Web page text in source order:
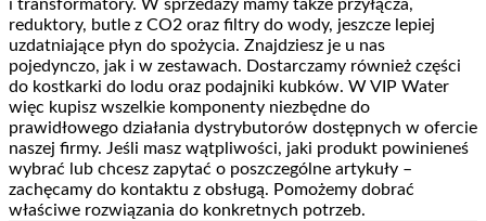
i transformatory. W sprzedaży mamy także przyłącza,
reduktory, butle z CO2 oraz filtry do wody, jeszcze lepiej
uzdatniające płyn do spożycia. Znajdziesz je u nas
pojedynczo, jak i w zestawach. Dostarczamy również części
do kostkarki do lodu oraz podajniki kubków. W VIP Water
więc kupisz wszelkie komponenty niezbędne do
prawidłowego działania dystrybutorów dostępnych w ofercie
naszej firmy. Jeśli masz wątpliwości, jaki produkt powinieneś
wybrać lub chcesz zapytać o poszczególne artykuły –
zachęcamy do kontaktu z obsługą. Pomożemy dobrać
właściwe rozwiązania do konkretnych potrzeb.